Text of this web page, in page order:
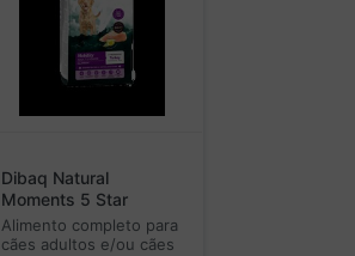
Dibaq Natural
Moments 5 Star
Mobility
Alimento completo para
cães adultos e/ou cães